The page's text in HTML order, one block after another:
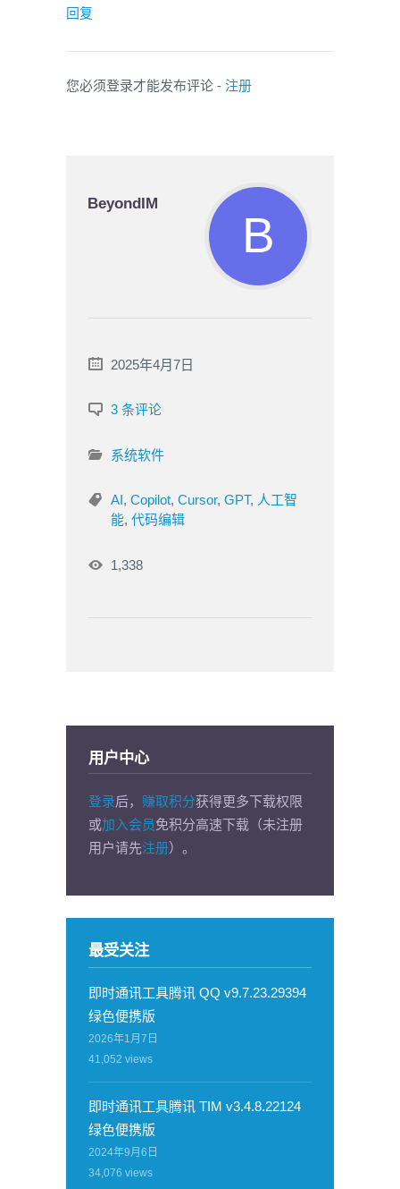
回复
您必须登录才能发布评论 - 注册
BeyondIM
2025年4月7日
3 条评论
系统软件
AI, Copilot, Cursor, GPT, 人工智
能, 代码编辑
1,338
用户中心
登录后， 赚取积分获得更多下载权限
或加入会员免积分高速下载（未注册
用户请先注册）。
最受关注
即时通讯工具腾讯 QQ v9.7.23.29394
绿色便携版
2026年1月7日
41,052 views
即时通讯工具腾讯 TIM v3.4.8.22124
绿色便携版
2024年9月6日
34,076 views